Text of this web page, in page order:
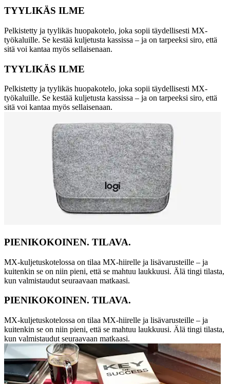
TYYLIKÄS ILME
Pelkistetty ja tyylikäs huopakotelo, joka sopii täydellisesti MX-
työkaluille. Se kestää kuljetusta kassissa – ja on tarpeeksi siro, että
sitä voi kantaa myös sellaisenaan.
TYYLIKÄS ILME
Pelkistetty ja tyylikäs huopakotelo, joka sopii täydellisesti MX-
työkaluille. Se kestää kuljetusta kassissa – ja on tarpeeksi siro, että
sitä voi kantaa myös sellaisenaan.
PIENIKOKOINEN. TILAVA.
MX-kuljetuskotelossa on tilaa MX-hiirelle ja lisävarusteille – ja
kuitenkin se on niin pieni, että se mahtuu laukkuusi. Älä tingi tilasta,
kun valmistaudut seuraavaan matkaasi.
PIENIKOKOINEN. TILAVA.
MX-kuljetuskotelossa on tilaa MX-hiirelle ja lisävarusteille – ja
kuitenkin se on niin pieni, että se mahtuu laukkuusi. Älä tingi tilasta,
kun valmistaudut seuraavaan matkaasi.